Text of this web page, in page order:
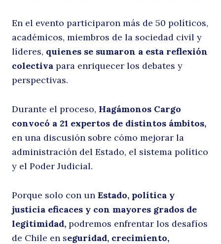
En el evento participaron más de 50 políticos,
académicos, miembros de la sociedad civil y
líderes, quienes se sumaron a esta reflexión
colectiva para enriquecer los debates y
perspectivas.
Durante el proceso, Hagámonos Cargo
convocó a 21 expertos de distintos ámbitos,
en una discusión sobre cómo mejorar la
administración del Estado, el sistema político
y el Poder Judicial.
Porque solo con un Estado, política y
justicia eficaces y con mayores grados de
legitimidad, podremos enfrentar los desafíos
de Chile en seguridad, crecimiento,